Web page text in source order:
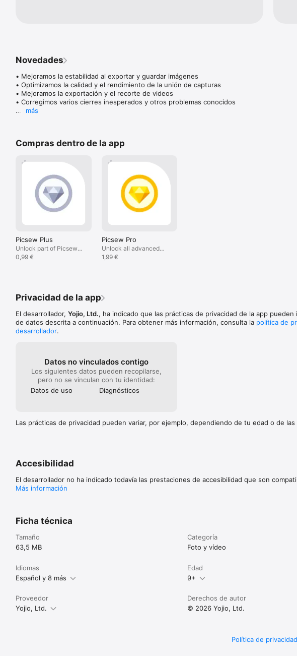
Novedades
• Mejoramos la estabilidad al exportar y guardar imágenes
• Optimizamos la calidad y el rendimiento de la unión de capturas
• Mejoramos la exportación y el recorte de videos
• Corregimos varios cierres inesperados y otros problemas conocidos
más
Compras dentro de la app
Picsew Plus
Unlock part of Picsew's
advanced features.
0,99 €
Picsew Pro
Unlock all advanced
features of Picsew.
1,99 €
Privacidad de la app
El desarrollador, Yojio, Ltd., ha indicado que las prácticas de privacidad de la app pueden
de datos descrita a continuación. Para obtener más información, consulta la política de
desarrollador.
Datos no vinculados contigo
Los siguientes datos pueden recopilarse,
pero no se vinculan con tu identidad:
Datos de uso
Diagnósticos
Las prácticas de privacidad pueden variar, por ejemplo, dependiendo de tu edad o de
Accesibilidad
El desarrollador no ha indicado todavía las prestaciones de accesibilidad que son
Más información
Ficha técnica
Tamaño
63,5 MB
Categoría
Foto y vídeo
Idiomas
Español y 8 más
Edad
9+
Proveedor
Yojio, Ltd.
Derechos de autor
© 2026 Yojio, Ltd.
Política de privacidad